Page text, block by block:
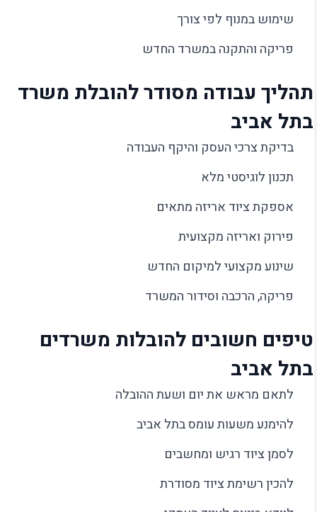
שימוש במנוף לפי צורך
פריקה והתקנה במשרד החדש
תהליך עבודה מסודר להובלת משרד
בתל אביב
בדיקת צרכי העסק והיקף העבודה
תכנון לוגיסטי מלא
אספקת ציוד אריזה מתאים
פירוק ואריזה מקצועית
שינוע מקצועי למיקום החדש
פריקה, הרכבה וסידור המשרד
טיפים חשובים להובלות משרדים
בתל אביב
לתאם מראש את יום ושעת ההובלה
להימנע משעות עומס בתל אביב
לסמן ציוד רגיש ומחשבים
להכין רשימת ציוד מסודרת